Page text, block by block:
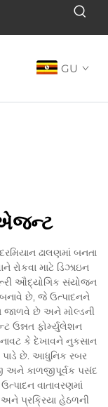
GU
એજન્ટ
ઢાલણમાં બનતા
રોકવા માટે ડિઝાઇન
ઔદ્યોગિક સંયોજન
બનાવે છે, જે ઉત્પાદનને
જાળવે છે અને મોલ્ડની
ઉન્નત ફોર્મ્યુલેશન
કે દેખાવને નુકસાન
પાડે છે. આધુનિક રબર
અને કાળજીપૂર્વક પસંદ
વાતાવરણમાં
પ્રક્રિયા હેઠળની